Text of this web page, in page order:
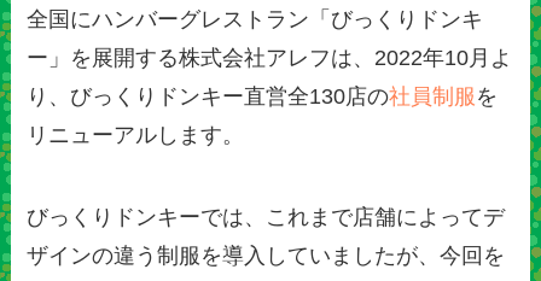
全国にハンバーグレストラン「びっくりドンキ
ー」を展開する株式会社アレフは、2022年10月よ
り、びっくりドンキー直営全130店の社員制服 を
リニューアルします。
びっくりドンキーでは、これまで店舗によってデ
ザインの違う制服を導入していましたが、今回を